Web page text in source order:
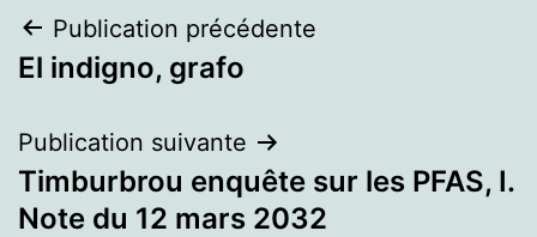
Navigation
de
l’article
Publication précédente
El indigno, grafo
Publication suivante
Timburbrou enquête sur les PFAS, I.
Note du 12 mars 2032